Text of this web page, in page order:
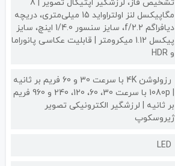
تشخیص فاز، لرزشگیر اپتیکال تصویر | 8
مگاپیکسل لنز اولتراواید 15 میلی‌متری، دریچه
دیافراگم f/2.2، سایز سنسور 1/4.0 اینچ، سایز
پیکسل 1.12 میکرومتر | قابلیت عکاسی پانوراما
و HDR
رزولوشن 4K با سرعت 30 و 60 فریم بر ثانیه
| 1080p با سرعت 30، 60، 120، 240 و 960 فریم
بر ثانیه | لرزشگیر الکترونیکی تصویر
ژیروسکوپ
LED